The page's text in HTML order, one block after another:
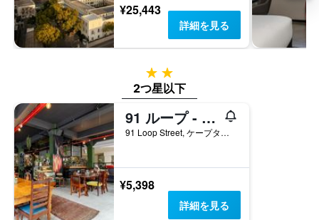
¥25,443
詳細を見る
2つ星
2つ星以下
91 ループ - ホステル
91 Loop Street, ケープタウン, 西ケープ州, 南アフリカ
¥5,398
詳細を見る